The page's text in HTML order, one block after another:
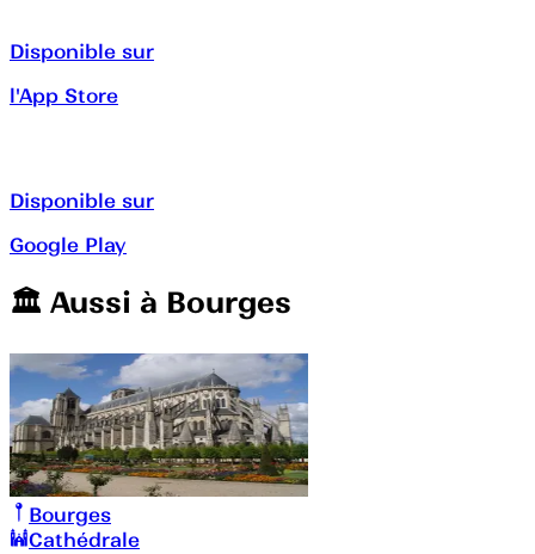
Disponible sur
l'App Store
Disponible sur
Google Play
🏛️️ Aussi à Bourges
Bourges
Cathédrale